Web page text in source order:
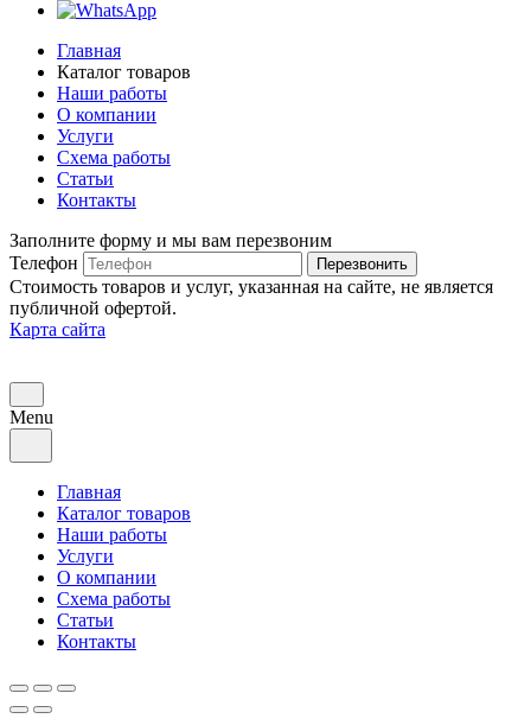
Главная
Каталог товаров
Наши работы
О компании
Услуги
Схема работы
Статьи
Контакты
Заполните форму и мы вам перезвоним
Телефон
Перезвонить
Стоимость товаров и услуг, указанная на сайте, не является
публичной офертой.
Карта сайта
Menu
Главная
Каталог товаров
Наши работы
Услуги
О компании
Схема работы
Статьи
Контакты